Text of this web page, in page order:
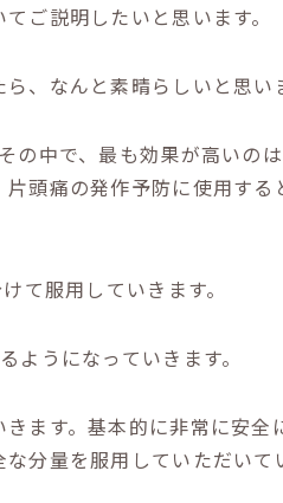
ご説明したいと思います。
、なんと素晴らしいと思い
の中で、最も効果が高い
頭痛の発作予防に使用す
て服用していきます。
うになっていきます。
ます。基本的に非常に安
分量を服用していただいて